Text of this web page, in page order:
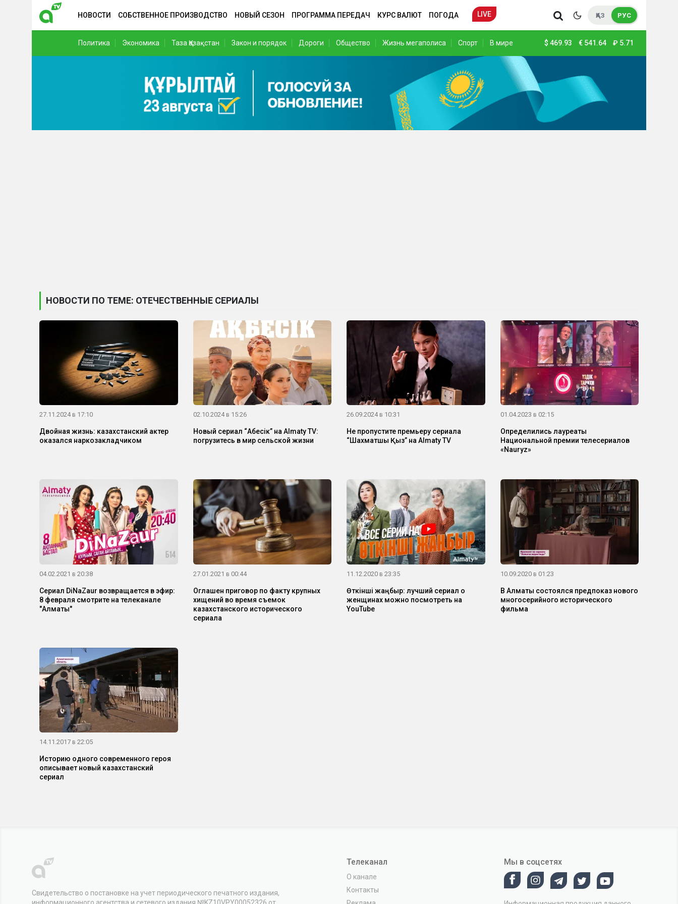
НОВОСТИ СОБСТВЕННОЕ ПРОИЗВОДСТВО НОВЫЙ СЕЗОН ПРОГРАММА ПЕРЕДАЧ КУРС ВАЛЮТ ПОГОДА LIVE ҚАЗ РУС
Политика Экономика Таза Қазақстан Закон и порядок Дороги Общество Жизнь мегаполиса Спорт В мире $ 469.93 € 541.64 ₽ 5.71
НОВОСТИ ПО ТЕМЕ: ОТЕЧЕСТВЕННЫЕ СЕРИАЛЫ
27.11.2024 в 17:10
Двойная жизнь: казахстанский актер
оказался наркозакладчиком
02.10.2024 в 15:26
Новый сериал “Ақбесік” на Almaty TV:
погрузитесь в мир сельской жизни
26.09.2024 в 10:31
Не пропустите премьеру сериала
“Шахматшы Қыз” на Almaty TV
01.04.2023 в 02:15
Определились лауреаты
Национальной премии телесериалов
«Nauryz»
04.02.2021 в 20:38
Сериал DiNaZaur возвращается в эфир:
8 февраля смотрите на телеканале
"Алматы"
27.01.2021 в 00:44
Оглашен приговор по факту крупных
хищений во время съемок
казахстанского исторического
сериала
11.12.2020 в 23:35
Өткінші жаңбыр: лучший сериал о
женщинах можно посмотреть на
YouTube
10.09.2020 в 01:23
В Алматы состоялся предпоказ нового
многосерийного исторического
фильма
14.11.2017 в 22:05
Историю одного современного героя
описывает новый казахстанский
сериал
Свидетельство о постановке на учет периодического печатного издания,
Телеканал
О канале
Контакты
Мы в соцсетях